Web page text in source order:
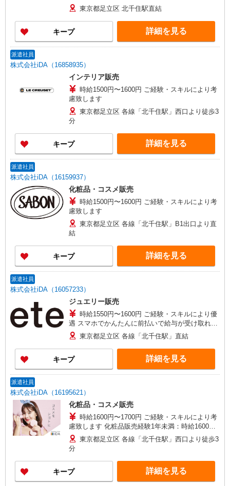
上1880円
東京都足立区 北千住駅直結
キープ 詳細を見る
派遣社員
株式会社iDA（16858935）
インテリア販売
時給1500円〜1600円 ご経験・スキルにより考
慮致します
東京都足立区 各線「北千住駅」西口より徒歩3
分
キープ 詳細を見る
派遣社員
株式会社iDA（16159937）
化粧品・コスメ販売
時給1500円〜1600円 ご経験・スキルにより考
慮致します
東京都足立区 各線「北千住駅」B1出口より直
結
キープ 詳細を見る
派遣社員
株式会社iDA（16057233）
ジュエリー販売
時給1550円〜1600円 ご経験・スキルにより優
遇 スマホでかんたんに前払いで給与が受け取れま
す（※上限、条件あり）
東京都足立区 各線「北千住駅」直結
キープ 詳細を見る
派遣社員
株式会社iDA（16195621）
化粧品・コスメ販売
時給1600円〜1700円 ご経験・スキルにより考
慮致します 化粧品販売経験1年未満：時給1600円
／1年以上：時給1650円〜1700円
東京都足立区 各線「北千住駅」西口より徒歩3
分
キープ 詳細を見る